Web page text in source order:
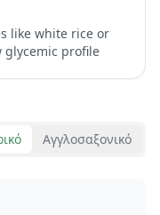
like white rice or
glycemic profile
Αγγλοσαξονικό